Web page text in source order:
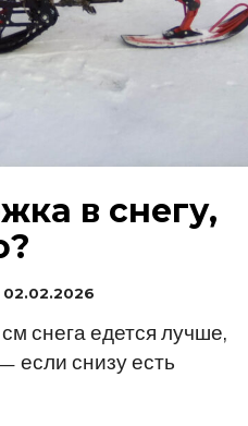
в снегу,
02.02.2026
снега едется лучше,
если снизу есть